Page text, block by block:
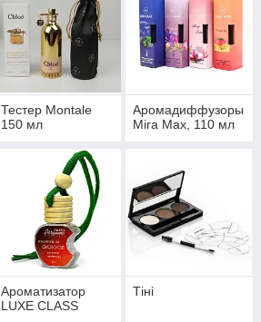
Тестер Montale
150 мл
Аромадиффузоры
Mira Max, 110 мл
Ароматизатор
LUXE CLASS
Тіні